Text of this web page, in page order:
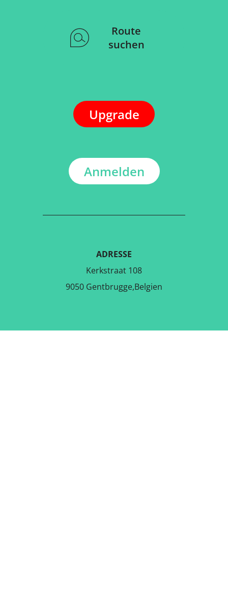
Route
suchen
Upgrade
Anmelden
ADRESSE
Kerkstraat 108
9050 Gentbrugge,Belgien
LADE DIE KOSTENLOSE APP